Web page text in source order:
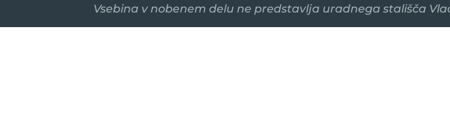
Vsebina v nobenem delu ne predstavlja uradnega stališča